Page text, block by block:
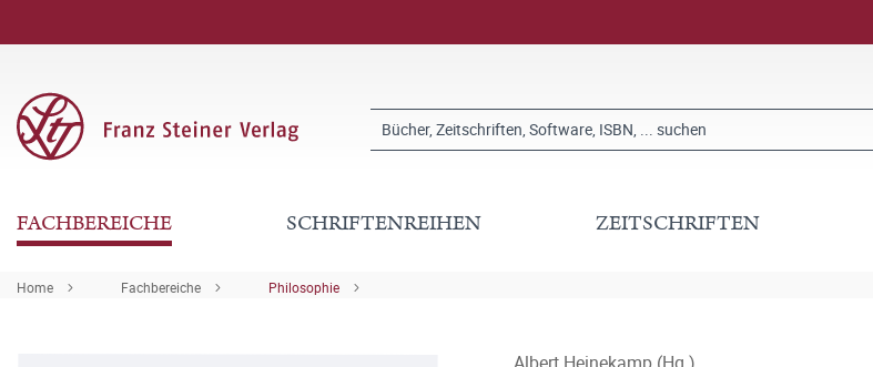
FACHBEREICHE SCHRIFTENREIHEN ZEITSCHRIFTEN
Home Fachbereiche Philosophie